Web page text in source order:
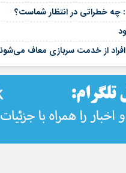
چه خطراتی در انتظار شماست؟
از خدمت سربازی معاف